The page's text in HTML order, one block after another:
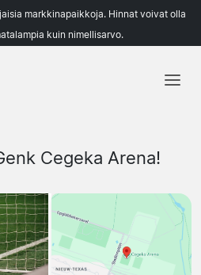
markkinapaikkoja. Hinnat voivat olla
kuin nimellisarvo.
Cegeka Arena!